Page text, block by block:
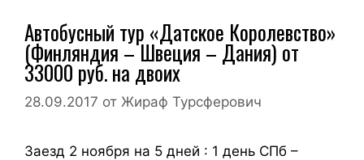
Автобусный тур «Датское Королевство»
(Финляндия – Швеция – Дания) от
33000 руб. на двоих
28.09.2017 от Жираф Турсферович
Заезд 2 ноября на 5 дней : 1 день СПб –